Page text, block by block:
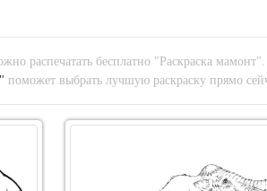
распечатать бесплатно "Раскраска мамонт".
поможет выбрать лучшую раскраску прямо